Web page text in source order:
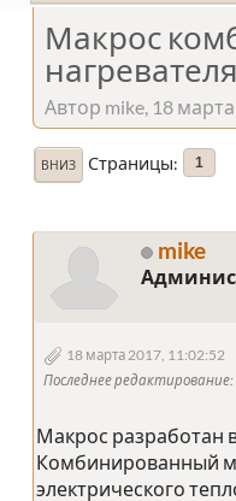
Макрос
нагревателя
Автор mike, 18
ВНИЗ Страницы 1
mike
18 марта 2017, 11:02:52
Последнее редактирование
Макрос разработан
Комбинированный
электрического